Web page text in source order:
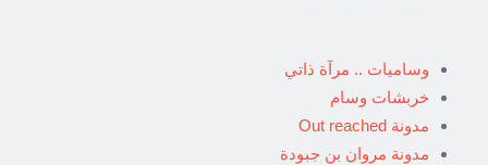
وساميات .. مرآة ذاتي
خربشات وسام
مدونة Out reached
مدونة مروان بن جبودة